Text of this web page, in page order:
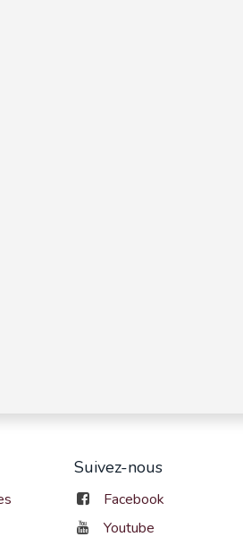
Suivez-nous
Facebook
Youtube